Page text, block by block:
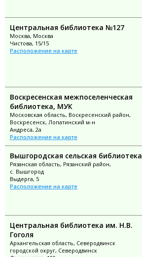
Центральная библиотека №127
Москва, Москва
Чистова, 15/15
Расположение на карте
Воскресенская межпоселенческая
библиотека, МУК
Московская область, Воскресенский район,
Воскресенск, Лопатинский м-н
Андреса, 2а
Расположение на карте
Вышгородская сельская библиотека
Рязанская область, Рязанский район,
с. Вышгород
Выдерга, 5
Расположение на карте
Центральная библиотека им. Н.В.
Гоголя
Архангельская область, Северодвинск
городской округ, Северодвинск